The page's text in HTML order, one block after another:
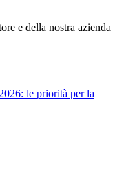
e della nostra azienda
le priorità per la